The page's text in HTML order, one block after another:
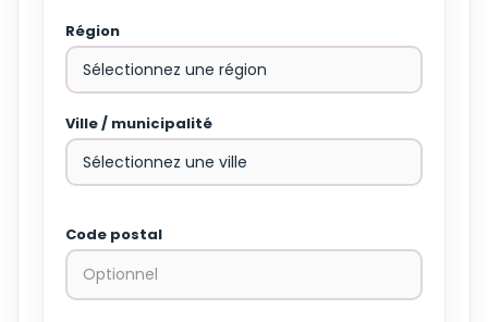
Région
Ville / municipalité
Code postal